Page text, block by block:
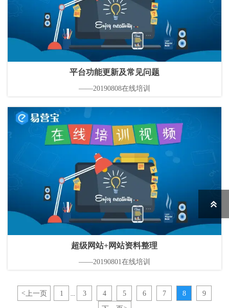
平台功能更新及常见问题
——20190808在线培训
超级网站+网站资料整理
——20190801在线培训
< 上一页 1 3 4 5 6 7 8
9
